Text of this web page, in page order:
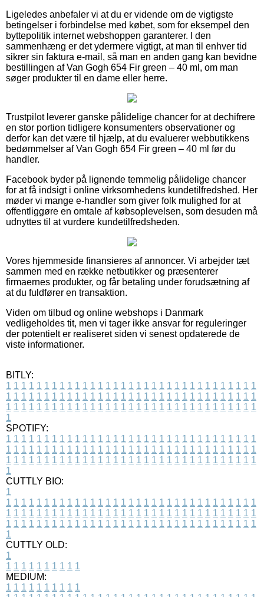
Ligeledes anbefaler vi at du er vidende om de vigtigste
betingelser i forbindelse med købet, som for eksempel den
byttepolitik internet webshoppen garanterer. I den
sammenhæng er det ydermere vigtigt, at man til enhver tid
sikrer sin faktura e-mail, så man en anden gang kan bevidne
bestillingen af Van Gogh 654 Fir green – 40 ml, om man
søger produkter til en dame eller herre.
Trustpilot leverer ganske pålidelige chancer for at dechifrere
en stor portion tidligere konsumenters observationer og
derfor kan det være til hjælp, at du evaluerer webbutikkens
bedømmelser af Van Gogh 654 Fir green – 40 ml før du
handler.
Facebook byder på lignende temmelig pålidelige chancer
for at få indsigt i online virksomhedens kundetilfredshed. Her
møder vi mange e-handler som giver folk mulighed for at
offentliggøre en omtale af købsoplevelsen, som desuden må
udnyttes til at vurdere kundetilfredsheden.
Vores hjemmeside finansieres af annoncer. Vi arbejder tæt
sammen med en række netbutikker og præsenterer
firmaernes produkter, og får betaling under forudsætning af
at du fuldfører en transaktion.
Viden om tilbud og online webshops i Danmark
vedligeholdes tit, men vi tager ikke ansvar for reguleringer
der potentielt er realiseret siden vi senest opdaterede de
viste informationer.
BITLY:
1 1 1 1 1 1 1 1 1 1 1 1 1 1 1 1 1 1 1 1 1 1 1 1 1 1 1 1 1 1 1 1 1
1 1 1 1 1 1 1 1 1 1 1 1 1 1 1 1 1 1 1 1 1 1 1 1 1 1 1 1 1 1 1 1 1
1 1 1 1 1 1 1 1 1 1 1 1 1 1 1 1 1 1 1 1 1 1 1 1 1 1 1 1 1 1 1 1 1
1
SPOTIFY:
1 1 1 1 1 1 1 1 1 1 1 1 1 1 1 1 1 1 1 1 1 1 1 1 1 1 1 1 1 1 1 1 1
1 1 1 1 1 1 1 1 1 1 1 1 1 1 1 1 1 1 1 1 1 1 1 1 1 1 1 1 1 1 1 1 1
1 1 1 1 1 1 1 1 1 1 1 1 1 1 1 1 1 1 1 1 1 1 1 1 1 1 1 1 1 1 1 1 1
1
CUTTLY BIO:
1
1 1 1 1 1 1 1 1 1 1 1 1 1 1 1 1 1 1 1 1 1 1 1 1 1 1 1 1 1 1 1 1 1
1 1 1 1 1 1 1 1 1 1 1 1 1 1 1 1 1 1 1 1 1 1 1 1 1 1 1 1 1 1 1 1 1
1 1 1 1 1 1 1 1 1 1 1 1 1 1 1 1 1 1 1 1 1 1 1 1 1 1 1 1 1 1 1 1 1
1
CUTTLY OLD:
1
1 1 1 1 1 1 1 1 1 1
MEDIUM:
1 1 1 1 1 1 1 1 1 1